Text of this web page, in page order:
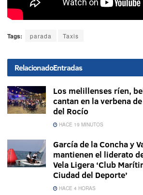
Tags: parada Taxis
RelacionadoEntradas
Los melillenses ríen,
cantan en la verbena
del Rocío
HACE 19 MINUTOS
García de la Concha y
mantienen el liderato
Vela Ligera ‘Club
Ciudad del Deporte’
HACE 4 HORAS